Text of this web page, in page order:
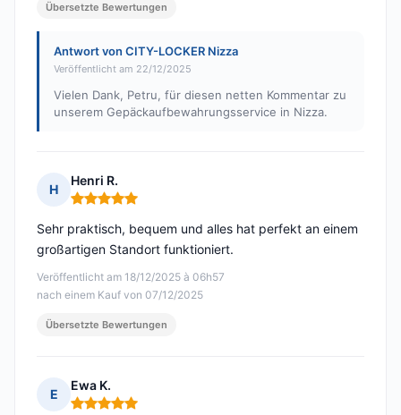
Übersetzte Bewertungen
Antwort von CITY-LOCKER Nizza
Veröffentlicht am 22/12/2025
Vielen Dank, Petru, für diesen netten Kommentar zu
unserem Gepäckaufbewahrungsservice in Nizza.
H
Henri R.
Hinweis: 5 von 5
Veröffentlicht am 18/12/2025 à 06h57
nach einem Kauf von 07/12/2025
Sehr praktisch, bequem und alles hat perfekt an einem
großartigen Standort funktioniert.
Übersetzte Bewertungen
E
Ewa K.
Hinweis: 5 von 5